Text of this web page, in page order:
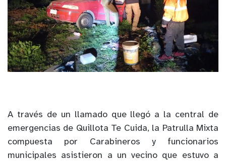
A través de un llamado que llegó a la central de
emergencias de Quillota Te Cuida, la Patrulla Mixta
compuesta por Carabineros y funcionarios
municipales asistieron a un vecino que estuvo a